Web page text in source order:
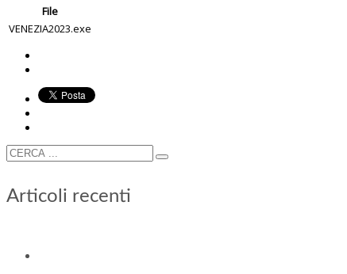
File
VENEZIA2023.exe
Articoli recenti